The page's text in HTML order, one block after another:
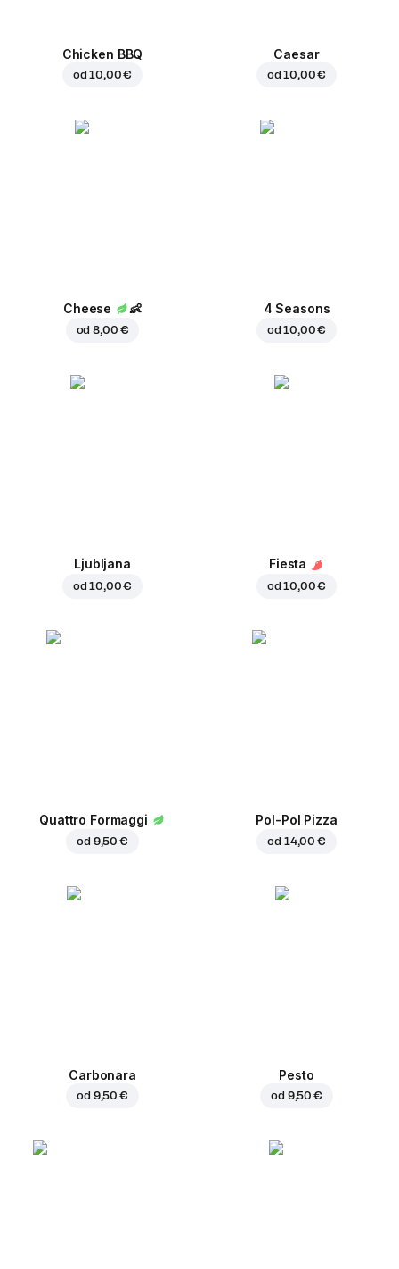
Chicken BBQ
od10,00 €
Caesar
od10,00 €
Cheese 👶
od8,00 €
4 Seasons
od10,00 €
Ljubljana
od10,00 €
Fiesta
od10,00 €
Quattro Formaggi
od 9,50 €
Pol-Pol Pizza
od 14,00 €
Carbonara
od 9,50 €
Pesto
od 9,50 €